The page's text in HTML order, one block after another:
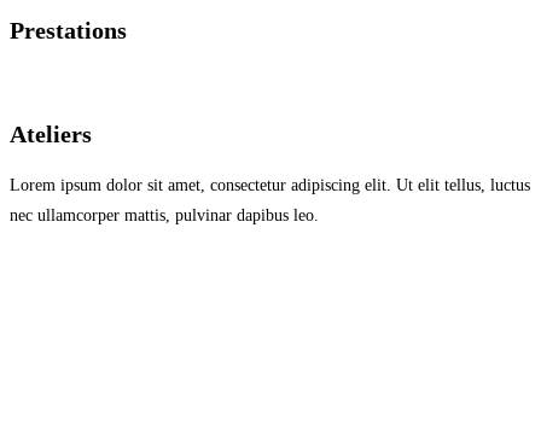
Prestations
Ateliers
Lorem ipsum dolor sit amet, consectetur adipiscing elit. Ut elit tellus, luctus
nec ullamcorper mattis, pulvinar dapibus leo.